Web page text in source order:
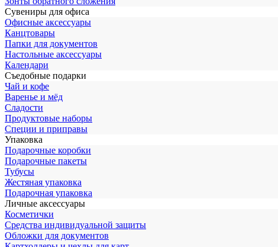
Сувениры для офиса
Офисные аксессуары
Канцтовары
Папки для документов
Настольные аксессуары
Календари
Съедобные подарки
Чай и кофе
Варенье и мёд
Сладости
Продуктовые наборы
Специи и приправы
Упаковка
Подарочные коробки
Подарочные пакеты
Тубусы
Жестяная упаковка
Подарочная упаковка
Личные аксессуары
Косметички
Средства индивидуальной защиты
Обложки для документов